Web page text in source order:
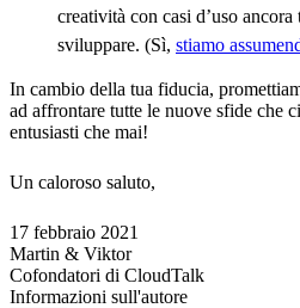
creatività con casi d’uso
sviluppare. (Sì, stiamo
In cambio della tua fiducia,
ad affrontare tutte le nuove sfide che
entusiasti che mai!
Un caloroso saluto,
17 febbraio 2021
Martin & Viktor
Cofondatori di CloudTalk
Informazioni sull'autore